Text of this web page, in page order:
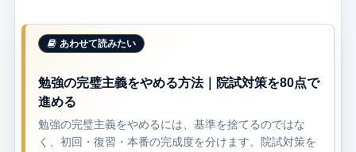
勉強の完璧主義をやめる方法｜院試対策を80点で
進める
勉強の完璧主義をやめるには、基準を捨てるのではな
く、初回・復習・本番の完成度を分けます。院試対策を